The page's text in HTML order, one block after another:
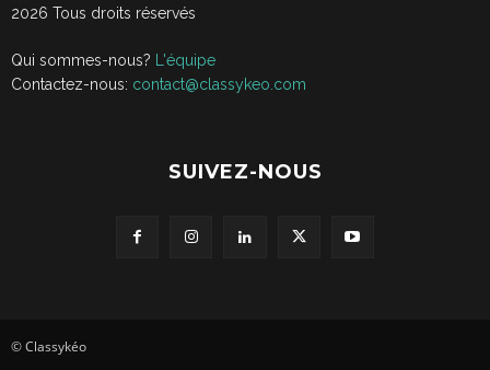
2026 Tous droits réservés
Qui sommes-nous? L'équipe
Contactez-nous: contact@classykeo.com
SUIVEZ-NOUS
© Classykéo